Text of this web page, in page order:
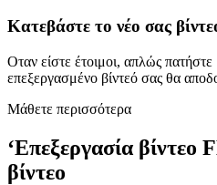
Κατεβάστε το νέο σας
Οταν είστε έτοιμοι, απλώς
επεξεργασμένο βίντεό σας θα
Μάθετε περισσότερα
‘Επεξεργασία βίντεο
βίντεο